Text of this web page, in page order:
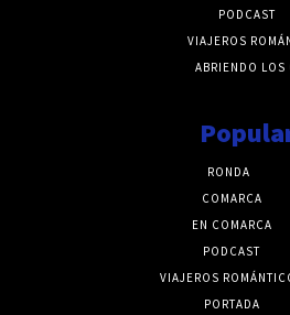
PODCAST
VIAJEROS
ABRIENDO LOS
RONDA
COMARCA
EN COMARCA
PODCAST
VIAJEROS
PORTADA